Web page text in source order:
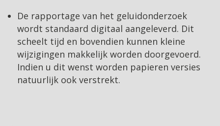
De rapportage van het geluidonderzoek
wordt standaard digitaal aangeleverd. Dit
scheelt tijd en bovendien kunnen kleine
wijzigingen makkelijk worden doorgevoerd.
Indien u dit wenst worden papieren versies
natuurlijk ook verstrekt.